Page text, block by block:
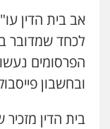
אב בית הדין
לכחד שמדובר
הפרסומים
ובחשבון
בית הדין